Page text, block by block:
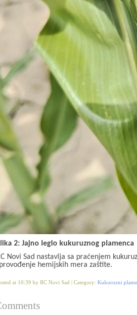
2: Jajno leglo kukuruznog plamenca
Novi Sad nastavlja sa praćenjem
hemijskih mera zaštite.
at 10:39 by RC Novi Sad | Category: Kukuruzni